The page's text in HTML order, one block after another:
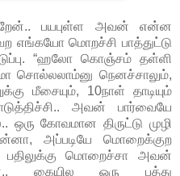
பயபுள்ள அவன் என்ன
எங்கயோ மொறச்சி பாத்துட்டு
“ஹலோ கொஞ்சம் தள்ளி
சொல்லலாம்னு நெனச்சாலும்,
மீசையும், 10நாள் தாடியும்
அவன் பார்வையே
ஒரு கோவமான திருட்டு முழி
அப்படியே மொறைக்குற
பதிலுக்கு மொறைச்சா அவன்
கையில ஒரு பத்து